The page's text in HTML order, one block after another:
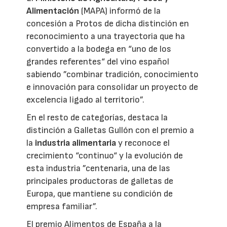
Alimentación (MAPA) informó de la
concesión a Protos de dicha distinción en
reconocimiento a una trayectoria que ha
convertido a la bodega en “uno de los
grandes referentes“ del vino español
sabiendo ”combinar tradición, conocimiento
e innovación para consolidar un proyecto de
excelencia ligado al territorio”.
En el resto de categorías, destaca la
distinción a Galletas Gullón con el premio a
la industria alimentariay reconoce el
crecimiento “continuo“ y la evolución de
esta industria ”centenaria, una de las
principales productoras de galletas de
Europa, que mantiene su condición de
empresa familiar”.
El premio Alimentos de España a la